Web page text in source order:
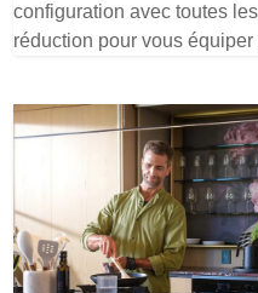
configuration avec toutes
réduction pour vous équiper